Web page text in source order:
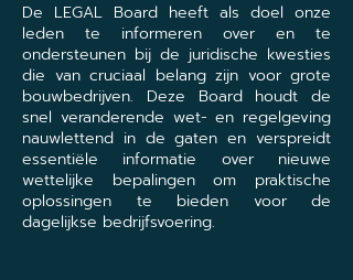
De LEGAL Board heeft als doel onze
leden te informeren over en te
ondersteunen bij de juridische kwesties
die van cruciaal belang zijn voor grote
bouwbedrijven. Deze Board houdt de
snel veranderende wet- en regelgeving
nauwlettend in de gaten en verspreidt
essentiële informatie over nieuwe
wettelijke bepalingen om praktische
oplossingen te bieden voor de
dagelijkse bedrijfsvoering.